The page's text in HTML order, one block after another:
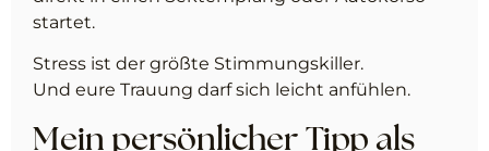
startet.
Stress ist der größte Stimmungskiller.
Und eure Trauung darf sich leicht anfühlen.
Mein persönlicher Tipp als